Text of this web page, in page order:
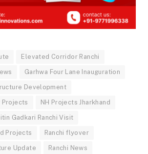
Elevated Corridor Ranchi
Garhwa Four Lane Inauguration
Development
Projects NH Projects Jharkhand
Gadkari Ranchi Visit
Projects Ranchi flyover
Update Ranchi News